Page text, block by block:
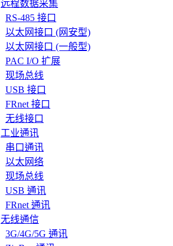
远程数据采集
RS-485 接口
以太网接口 (网安型)
以太网接口 (一般型)
PAC I/O 扩展
现场总线
USB 接口
FRnet 接口
无线接口
工业通讯
串口通讯
以太网络
现场总线
USB 通讯
FRnet 通讯
无线通信
3G/4G/5G 通讯